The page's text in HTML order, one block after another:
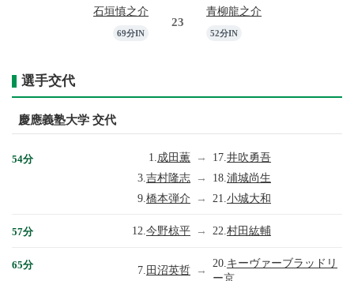
石垣慎之介
69分IN
23
青柳龍之介
52分IN
選手交代
慶應義塾大学 交代
54分 1. 成田薫 → 17. 井吹勇吾
3. 吉村隆志 → 18. 浦城尚生
9. 橋本弾介 → 21. 小城大和
57分 12. 今野椋平 → 22. 村田紘輔
65分 7. 田沼英哲 →
20. キーヴァーブラッドリ
ー京